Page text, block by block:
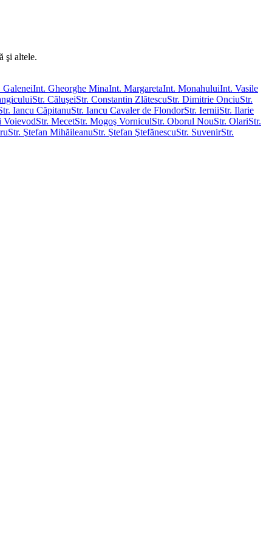
şi altele.
GaleneiInt. Gheorghe MinaInt. MargaretaInt. MonahuluiInt. Vasile
Str. CăluşeiStr. Constantin ZlătescuStr. Dimitrie OnciuStr.
Iancu CăpitanuStr. Iancu Cavaler de FlondorStr. IerniiStr. Ilarie
VoievodStr. MecetStr. Mogoş VorniculStr. Oborul NouStr. OlariStr.
Str. Ştefan MihăileanuStr. Ştefan ŞtefănescuStr. SuvenirStr.